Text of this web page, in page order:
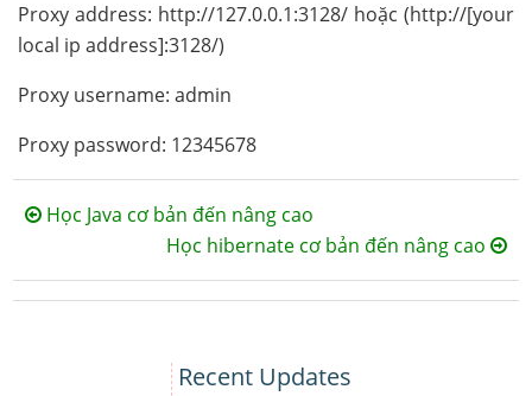
Proxy address: http://127.0.0.1:3128/ hoặc (http://[your
local ip address]:3128/)
Proxy username: admin
Proxy password: 12345678
Học Java cơ bản đến nâng cao
Học hibernate cơ bản đến nâng cao
Recent Updates